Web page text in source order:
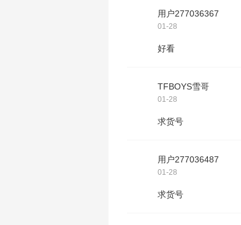
用户277036367
01-28
好看
TFBOYS雪哥
01-28
求货号
用户277036487
01-28
求货号